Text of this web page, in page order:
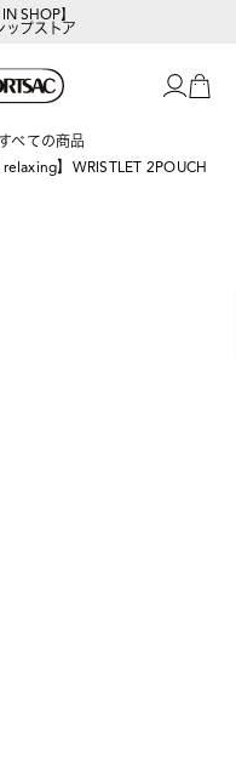
SHOP】
プストア
すべての商品
】WRISTLET 2POUCH